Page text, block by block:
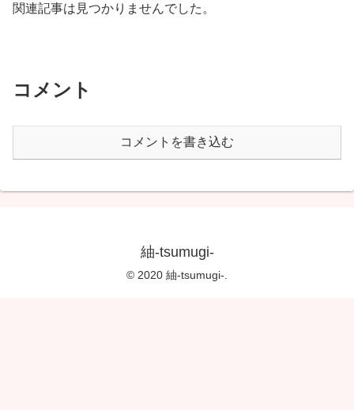
関連記事は見つかりませんでした。
コメント
コメントを書き込む
紬-tsumugi-
© 2020 紬-tsumugi-.